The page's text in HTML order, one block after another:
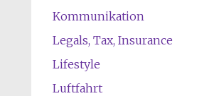
Kommunikation
Legals, Tax, Insurance
Lifestyle
Luftfahrt